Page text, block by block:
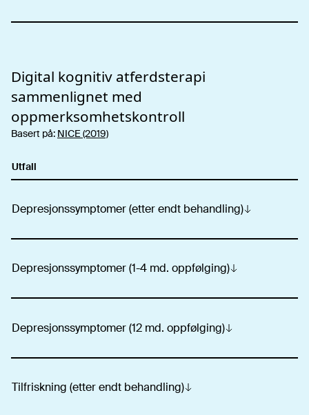
Digital kognitiv atferdsterapi
sammenlignet med
oppmerksomhetskontroll
Basert på: NICE (2019)
Utfall
Depresjonssymptomer (etter endt behandling)
Depresjonssymptomer (1-4 md. oppfølging)
Depresjonssymptomer (12 md. oppfølging)
Tilfriskning (etter endt behandling)